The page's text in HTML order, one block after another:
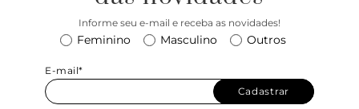
Informe seu e-mail e receba as novidades!
Feminino Masculino Outros
E-mail*
Cadastrar